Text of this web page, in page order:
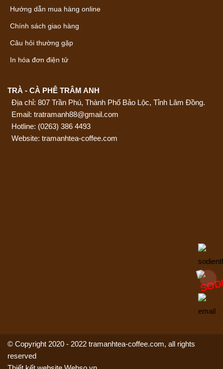
TRÀ - CÀ PHÊ TRÂM ANH
Địa chỉ: 807 Trần Phú, Thành Phố Bảo Lộc, Tỉnh Lâm Đồng.
Email: tratramanh88@gmail.com
Hotline: (0263) 386 4493
Website: tramanhtea-coffee.com
Hướng dẫn mua hàng online
Chính sách giao hàng
Câu hỏi thường gặp
In hóa đơn điện tử
© Copyright 2020 - 2022 tramanhtea-coffee.com, all rights
reserved